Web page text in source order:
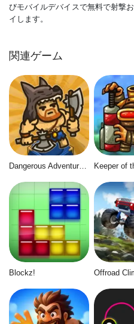
びモバイルデバイスで無料で射撃
イします。
関連ゲーム
Keeper of
Blockz! Offroad